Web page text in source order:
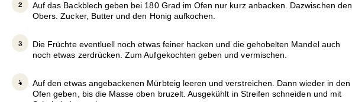
Auf das Backblech geben bei 180 Grad im Ofen nur kurz anbacken. Dazwischen den
Obers. Zucker, Butter und den Honig aufkochen.
Die Früchte eventluell noch etwas feiner hacken und die gehobelten Mandel auch
noch etwas zerdrücken. Zum Aufgekochten geben und vermischen.
Auf den etwas angebackenen Mürbteig leeren und verstreichen. Dann wieder in den
Ofen geben, bis die Masse oben bruzelt. Ausgekühlt in Streifen schneiden und mit